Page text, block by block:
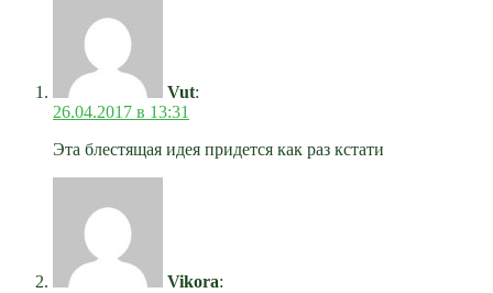
Vut:
26.04.2017 в 13:31
Эта блестящая идея придется как раз кстати
Vikora: